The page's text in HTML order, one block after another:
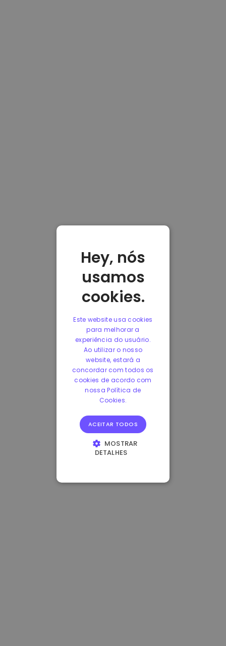
Hey, nós
usamos
cookies.
Este website usa cookies
para melhorar a
experiência do usuário.
Ao utilizar o nosso
website, estará a
concordar com todos os
cookies de acordo com
nossa Política de
Cookies.
ACEITAR TODOS
MOSTRAR
DETALHES